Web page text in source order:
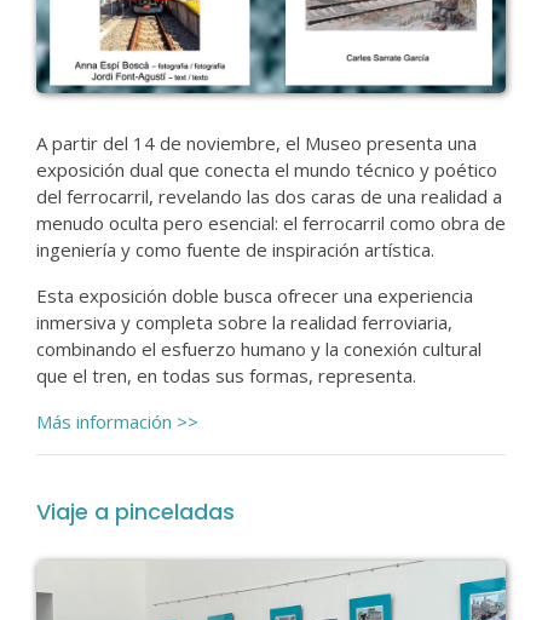
A partir del 14 de noviembre, el Museo presenta una
exposición dual que conecta el mundo técnico y poético
del ferrocarril, revelando las dos caras de una realidad a
menudo oculta pero esencial: el ferrocarril como obra de
ingeniería y como fuente de inspiración artística.
Esta exposición doble busca ofrecer una experiencia
inmersiva y completa sobre la realidad ferroviaria,
combinando el esfuerzo humano y la conexión cultural
que el tren, en todas sus formas, representa.
Más información >>
Viaje a pinceladas